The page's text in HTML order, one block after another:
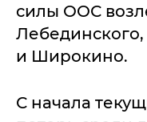
силы ООС
и Широкино.
С начала